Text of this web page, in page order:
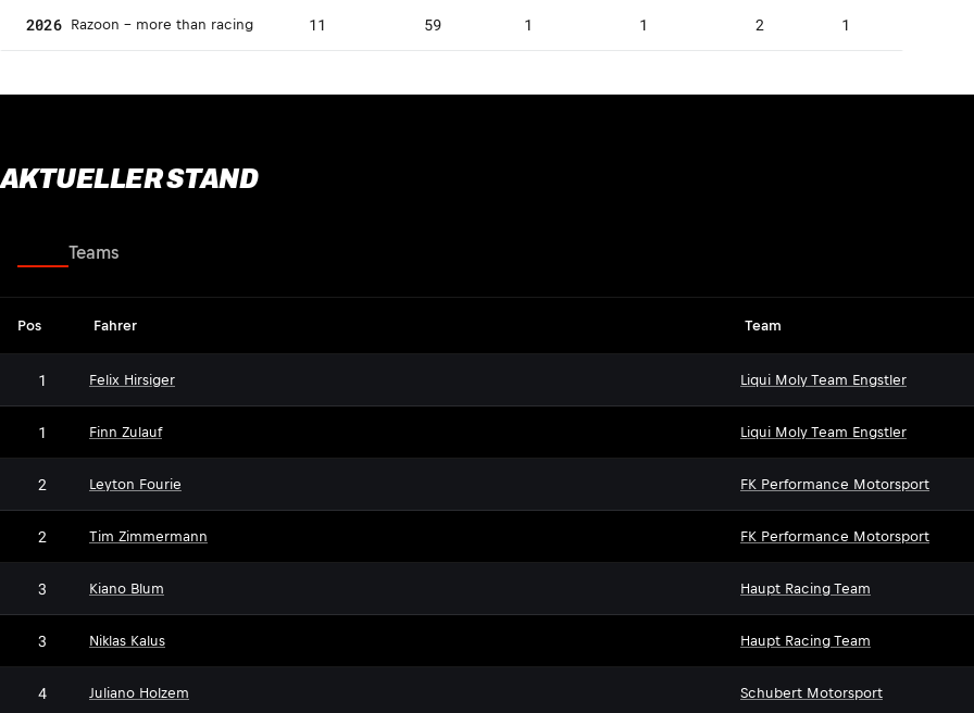
2026 Razoon - more than racing 11 59 1 1 2 1
AKTUELLER STAND
Teams
Pos Fahrer Team
1 Felix Hirsiger Liqui Moly Team Engstler
1 Finn Zulauf Liqui Moly Team Engstler
2 Leyton Fourie FK Performance Motorsport
2 Tim Zimmermann FK Performance Motorsport
3 Kiano Blum Haupt Racing Team
3 Niklas Kalus Haupt Racing Team
4 Juliano Holzem Schubert Motorsport